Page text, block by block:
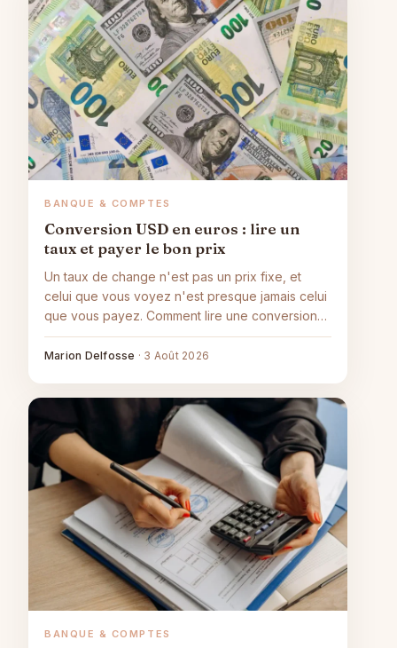
BANQUE & COMPTES
Conversion USD en euros : lire un
taux et payer le bon prix
Un taux de change n'est pas un prix fixe, et
celui que vous voyez n'est presque jamais celui
que vous payez. Comment lire une conversion
de dollars en euros et en repérer le vrai coût,
marge comprise.
Marion Delfosse · 3 Août 2026
BANQUE & COMPTES